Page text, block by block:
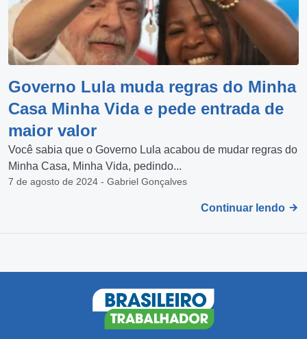
Governo Lula muda regras do Minha
Casa Minha Vida e pede entrada de
maior valor
Você sabia que o Governo Lula acabou de mudar regras do
Minha Casa, Minha Vida, pedindo...
7 de agosto de 2024 - Gabriel Gonçalves
Continuar lendo